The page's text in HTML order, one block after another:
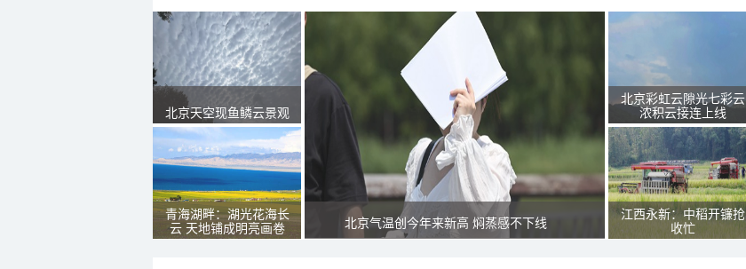
北京天空现鱼鳞云景观
青海湖畔：湖光花海长
云 天地铺成明亮画卷
北京气温创今年来新高 焖蒸感不下线
北京彩虹云隙光七彩云
浓积云接连上线
江西永新：中稻开镰抢
收忙